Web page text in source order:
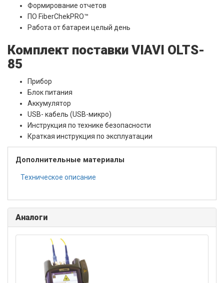
Формирование отчетов
ПО FiberChekPRO™
Работа от батареи целый день
Комплект поставки VIAVI OLTS-
85
Прибор
Блок питания
Аккумулятор
USB- кабель (USB-микро)
Инструкция по технике безопасности
Краткая инструкция по эксплуатации
Дополнительные материалы
Техническое описание
Аналоги